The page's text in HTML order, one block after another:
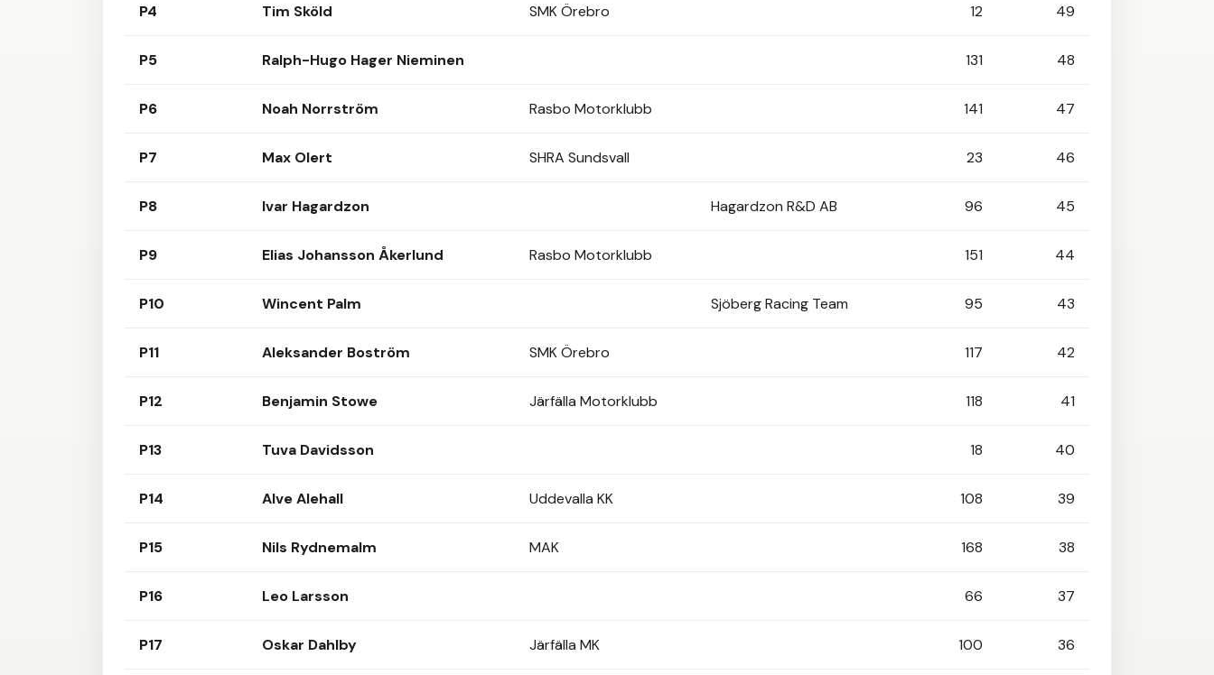
P4 Tim Sköld SMK Örebro 12 49
P5 Ralph-Hugo Hager Nieminen 131 48
P6 Noah Norrström Rasbo Motorklubb 141 47
P7 Max Olert SHRA Sundsvall 23 46
P8 Ivar Hagardzon Hagardzon R&D AB 96 45
P9 Elias Johansson Åkerlund Rasbo Motorklubb 151 44
P10 Wincent Palm Sjöberg Racing Team 95 43
P11 Aleksander Boström SMK Örebro 117 42
P12 Benjamin Stowe Järfälla Motorklubb 118 41
P13 Tuva Davidsson 18 40
P14 Alve Alehall Uddevalla KK 108 39
P15 Nils Rydnemalm MAK 168 38
P16 Leo Larsson 66 37
P17 Oskar Dahlby Järfälla MK 100 36